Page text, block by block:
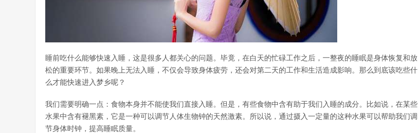
睡前吃什么能够快速入睡，这是很多人都关心的问题。毕竟，在白天的忙碌工作之后，一整夜的睡眠是身体恢复和放
松的重要环节。如果晚上无法入睡，不仅会导致身体疲劳，还会对第二天的工作和生活造成影响。那么到底该吃些什
么才能快速进入梦乡呢？
我们需要明确一点：食物本身并不能使我们直接入睡。但是，有些食物中含有助于我们入睡的成分。比如说，在某些
水果中含有褪黑素，它是一种可以调节人体生物钟的天然激素。所以说，通过摄入一定量的这种水果可以帮助我们调
节身体时钟，提高睡眠质量。